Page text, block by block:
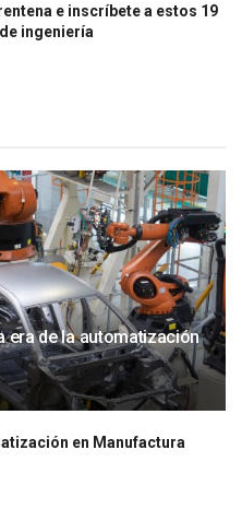
e inscríbete a estos 19
ingeniería
era de la automatización
en Manufactura